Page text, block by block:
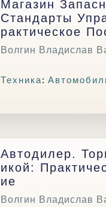
Магазин
Стандарты
Рактическое
Волгин Владислав
Техника:
Автодилер.
Икой:
Ие
Волгин Владислав